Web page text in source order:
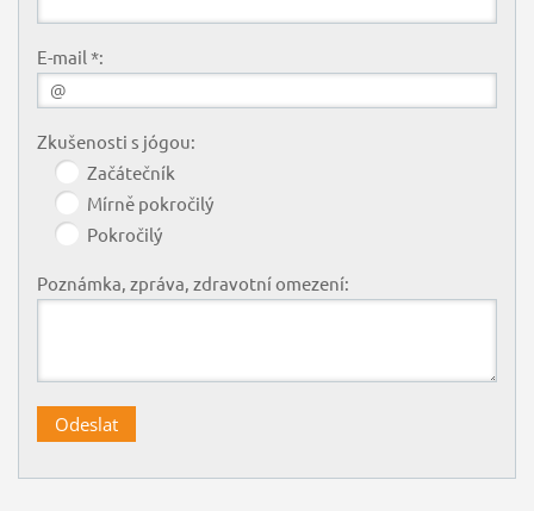
E-mail *:
Zkušenosti s jógou:
Začátečník
Mírně pokročilý
Pokročilý
Poznámka, zpráva, zdravotní omezení: